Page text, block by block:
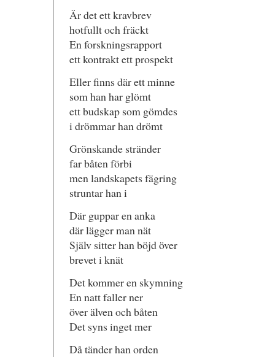
Är det ett kravbrev
hotfullt och fräckt
En forskningsrapport
ett kontrakt ett prospekt
Eller finns där ett minne
som han har glömt
ett budskap som gömdes
i drömmar han drömt
Grönskande stränder
far båten förbi
men landskapets fägring
struntar han i
Där guppar en anka
där lägger man nät
Själv sitter han böjd över
brevet i knät
Det kommer en skymning
En natt faller ner
över älven och båten
Det syns inget mer
Då tänder han orden